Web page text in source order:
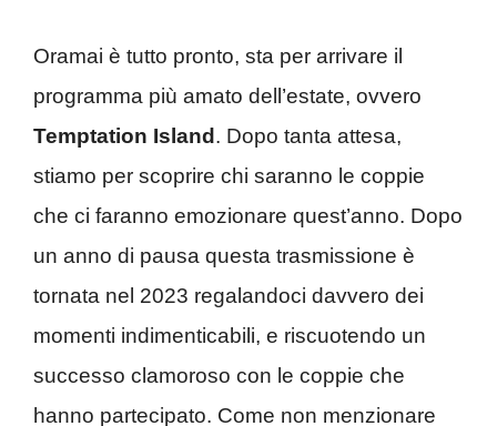
Oramai è tutto pronto, sta per arrivare il
programma più amato dell’estate, ovvero
Temptation Island . Dopo tanta attesa,
stiamo per scoprire chi saranno le coppie
che ci faranno emozionare quest’anno. Dopo
un anno di pausa questa trasmissione è
tornata nel 2023 regalandoci davvero dei
momenti indimenticabili, e riscuotendo un
successo clamoroso con le coppie che
hanno partecipato. Come non menzionare